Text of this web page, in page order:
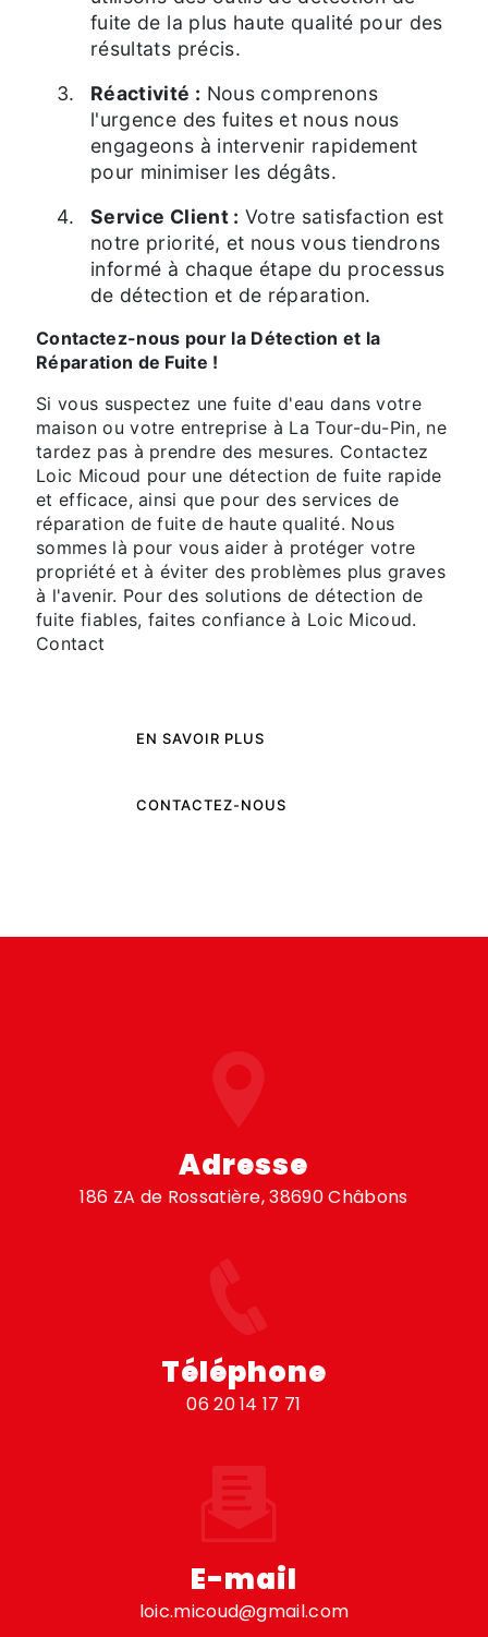
fuite de la plus haute qualité pour des
résultats précis.
Réactivité : Nous comprenons
l'urgence des fuites et nous nous
engageons à intervenir rapidement
pour minimiser les dégâts.
Service Client : Votre satisfaction est
notre priorité, et nous vous tiendrons
informé à chaque étape du processus
de détection et de réparation.
Contactez-nous pour la Détection et la
Réparation de Fuite !
Si vous suspectez une fuite d'eau dans votre
maison ou votre entreprise à La Tour-du-Pin, ne
tardez pas à prendre des mesures. Contactez
Loic Micoud pour une détection de fuite rapide
et efficace, ainsi que pour des services de
réparation de fuite de haute qualité. Nous
sommes là pour vous aider à protéger votre
propriété et à éviter des problèmes plus graves
à l'avenir. Pour des solutions de détection de
fuite fiables, faites confiance à Loic Micoud.
Contact
EN SAVOIR PLUS
CONTACTEZ-NOUS
Adresse
186 ZA de Rossatière, 38690 Châbons
Téléphone
06 20 14 17 71
E-mail
loic.micoud@gmail.com